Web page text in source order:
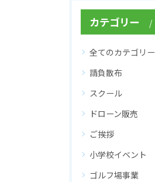
カテゴリー
全てのカテゴリー
請負散布
スクール
ドローン販売
ご挨拶
小学校イベント
ゴルフ場事業